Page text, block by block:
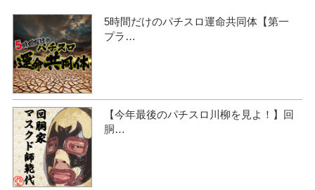
5時間だけのパチスロ運命共同体【第一
プラ…
【今年最後のパチスロ川柳を見よ！】回
胴…